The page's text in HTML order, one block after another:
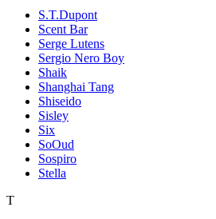
S.T.Dupont
Scent Bar
Serge Lutens
Sergio Nero Boy
Shaik
Shanghai Tang
Shiseido
Sisley
Six
SoOud
Sospiro
Stella
T